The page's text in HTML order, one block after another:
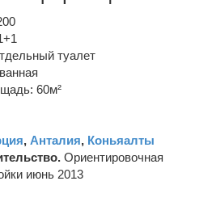
туалет
60м²
, Анталия, Коньяалты
Ориентировочная
июнь 2013